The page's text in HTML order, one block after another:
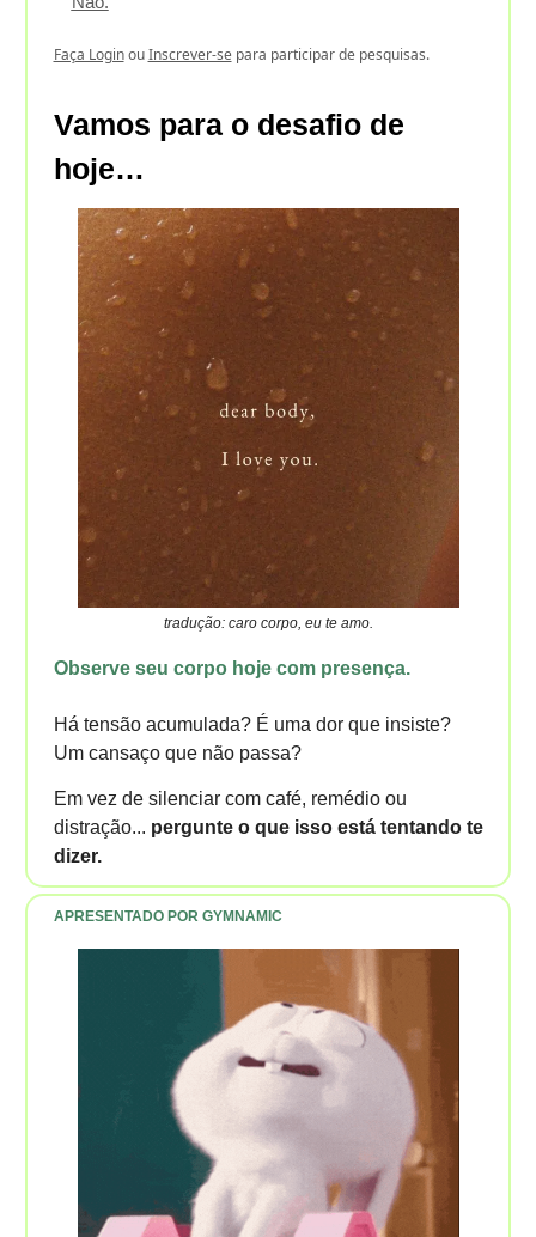
Faça LoginouInscrever-separa participar de pesquisas.
Vamos para o desafio de
hoje…
tradução: caro corpo, eu te amo.
Observe seu corpo hoje com presença.
Há tensão acumulada? É uma dor que insiste?
Um cansaço que não passa?
Em vez de silenciar com café, remédio ou
distração... pergunte o que isso está tentando te
dizer.
APRESENTADO POR GYMNAMIC